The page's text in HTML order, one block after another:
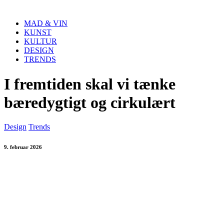
MAD & VIN
KUNST
KULTUR
DESIGN
TRENDS
I fremtiden skal vi tænke
bæredygtigt og cirkulært
Design Trends
9. februar 2026